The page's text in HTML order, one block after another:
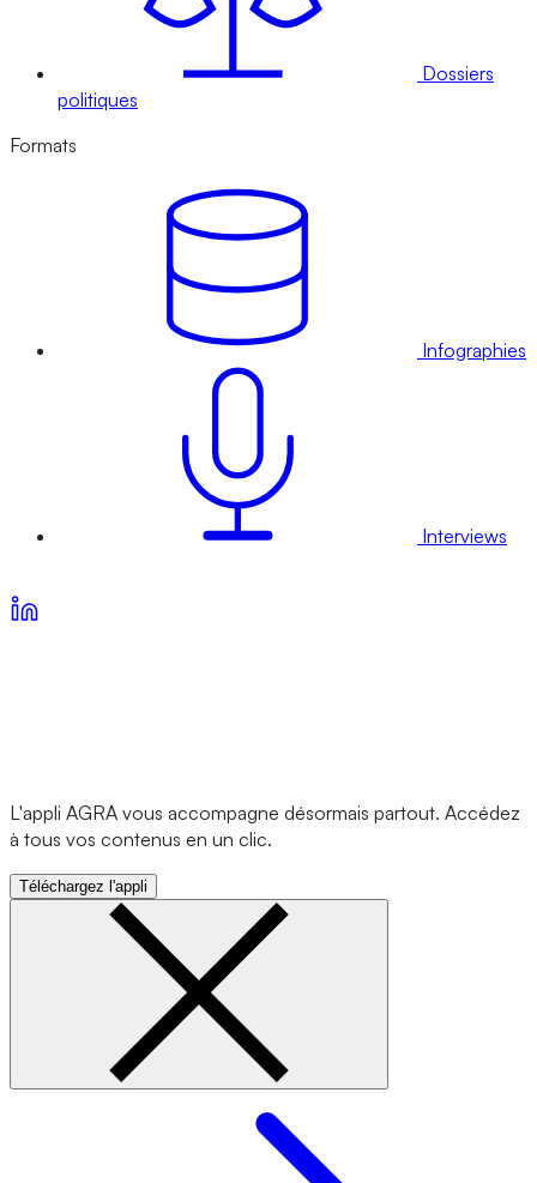
Dossiers
politiques
Formats
Infographies
Interviews
L'appli AGRA vous accompagne désormais partout. Accédez
à tous vos contenus en un clic.
Téléchargez l'appli